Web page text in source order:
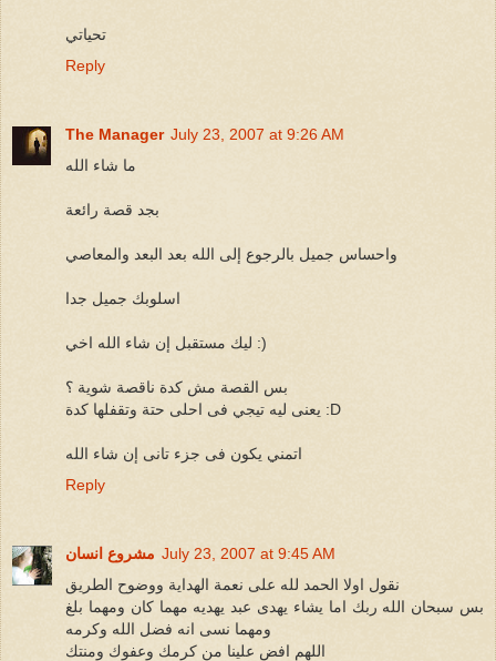
تحياتي
Reply
The Manager July 23, 2007 at 9:26 AM
ما شاء الله
بجد قصة رائعة
واحساس جميل بالرجوع إلى الله بعد البعد والمعاصي
اسلوبك جميل جدا
ليك مستقبل إن شاء الله اخي :)
بس القصة مش كدة ناقصة شوية ؟
يعنى ليه تيجي فى احلى حتة وتقفلها كدة :D
اتمني يكون فى جزء تانى إن شاء الله
Reply
مشروع انسان July 23, 2007 at 9:45 AM
نقول اولا الحمد لله على نعمة الهداية ووضوح الطريق
بس سبحان الله ربك اما يشاء يهدى عبد يهديه مهما كان ومهما بلغ
ومهما نسى انه فضل الله وكرمه
اللهم افض علينا من كرمك وعفوك ومنتك